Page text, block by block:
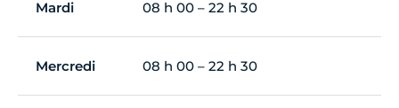
Mardi 08 h 00 – 22 h 30
Mercredi 08 h 00 – 22 h 30